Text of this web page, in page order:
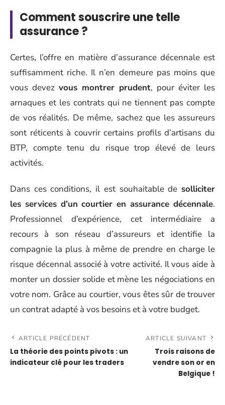
Comment souscrire une telle
assurance ?
Certes, l’offre en matière d’assurance décennale est
suffisamment riche. Il n’en demeure pas moins que
vous devez vous montrer prudent, pour éviter les
arnaques et les contrats qui ne tiennent pas compte
de vos réalités. De même, sachez que les assureurs
sont réticents à couvrir certains profils d’artisans du
BTP, compte tenu du risque trop élevé de leurs
activités.
Dans ces conditions, il est souhaitable de solliciter
les services d’un courtier en assurance décennale.
Professionnel d’expérience, cet intermédiaire a
recours à son réseau d’assureurs et identifie la
compagnie la plus à même de prendre en charge le
risque décennal associé à votre activité. Il vous aide à
monter un dossier solide et mène les négociations en
votre nom. Grâce au courtier, vous êtes sûr de trouver
un contrat adapté à vos besoins et à votre budget.
ARTICLE PRÉCÉDENT
La théorie des points pivots : un
indicateur clé pour les traders
ARTICLE SUIVANT
Trois raisons de
vendre son or en
Belgique !